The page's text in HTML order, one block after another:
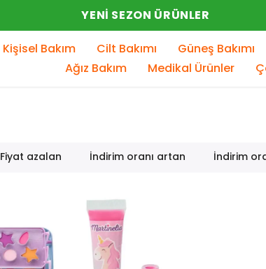
YENI SEZON ÜRÜNLER
Kişisel Bakım Cilt Bakımı Güneş Bakımı
Ağız Bakım
Medikal Ürünler
Fiyat azalan İndirim oranı artan İndirim